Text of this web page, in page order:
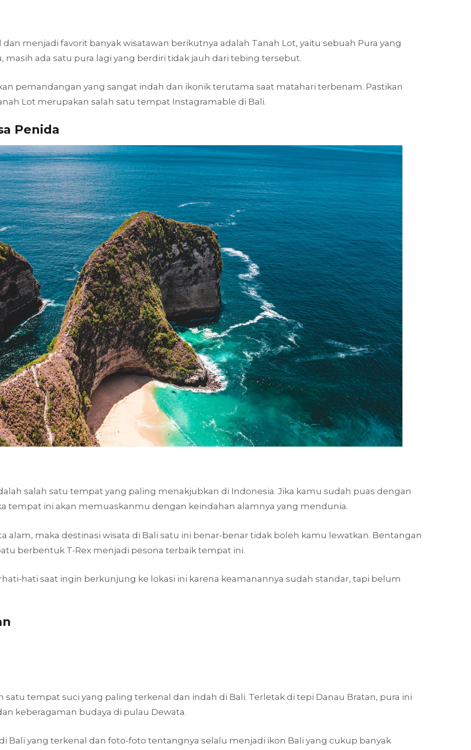
menjadi favorit banyak wisatawan berikutnya adalah Tanah Lot, yaitu sebuah Pura yang
masih ada satu pura lagi yang berdiri tidak jauh dari tebing tersebut.
pemandangan yang sangat indah dan ikonik terutama saat matahari terbenam. Pastikan
Lot merupakan salah satu tempat Instagramable di Bali.
Penida
salah satu tempat yang paling menakjubkan di Indonesia. Jika kamu sudah puas dengan
tempat ini akan memuaskanmu dengan keindahan alamnya yang mendunia.
alam, maka destinasi wisata di Bali satu ini benar-benar tidak boleh kamu lewatkan. Bentangan
berbentuk T-Rex menjadi pesona terbaik tempat ini.
hati saat ingin berkunjung ke lokasi ini karena keamanannya sudah standar, tapi belum
satu tempat suci yang paling terkenal dan indah di Bali. Terletak di tepi Danau Bratan, pura ini
keberagaman budaya di pulau Dewata.
Bali yang terkenal dan foto-foto tentangnya selalu menjadi ikon Bali yang cukup banyak